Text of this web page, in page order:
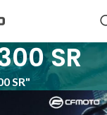
SR
SR"